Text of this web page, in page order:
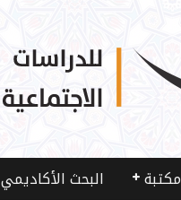
مكتبة البحث الأكاديمي